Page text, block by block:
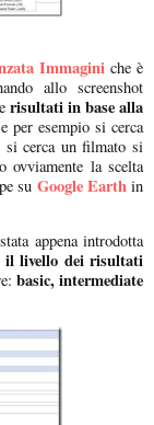
Immagini che è
allo screenshot
risultati in base alla
per esempio si cerca
cerca un filmato si
ovviamente la scelta
su Google Earth in
appena introdotta
il livello dei risultati
basic, intermediate